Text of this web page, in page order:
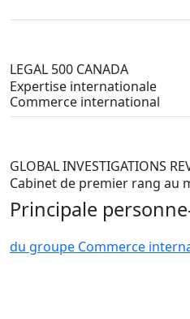
LEGAL 500 CANADA
Expertise internationale
Commerce international
GLOBAL INVESTIGATIONS
Cabinet de premier rang au
Principale
du groupe Commerce